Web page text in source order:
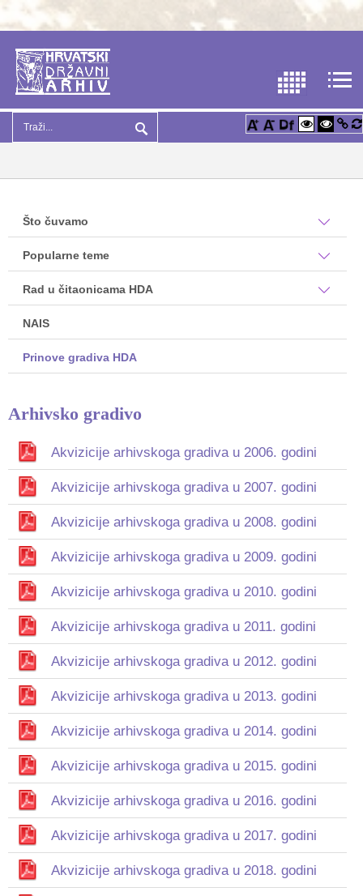
Što čuvamo
Popularne teme
Rad u čitaonicama HDA
NAIS
Prinove gradiva HDA
Arhivsko gradivo
Akvizicije arhivskoga gradiva u 2006. godini
Akvizicije arhivskoga gradiva u 2007. godini
Akvizicije arhivskoga gradiva u 2008. godini
Akvizicije arhivskoga gradiva u 2009. godini
Akvizicije arhivskoga gradiva u 2010. godini
Akvizicije arhivskoga gradiva u 2011. godini
Akvizicije arhivskoga gradiva u 2012. godini
Akvizicije arhivskoga gradiva u 2013. godini
Akvizicije arhivskoga gradiva u 2014. godini
Akvizicije arhivskoga gradiva u 2015. godini
Akvizicije arhivskoga gradiva u 2016. godini
Akvizicije arhivskoga gradiva u 2017. godini
Akvizicije arhivskoga gradiva u 2018. godini